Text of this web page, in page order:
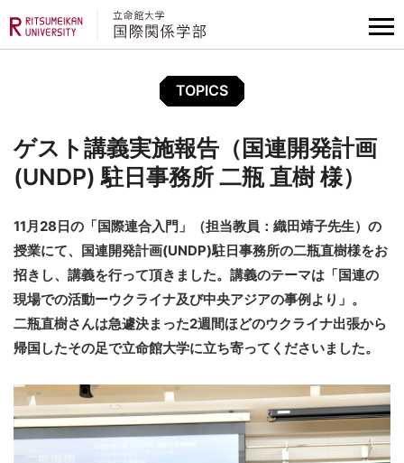
TOPICS
ゲスト講義実施報告（国連開発計画
(UNDP) 駐日事務所 二瓶 直樹 様）
11月28日の「国際連合入門」（担当教員：織田靖子先生）の
授業にて、国連開発計画(UNDP)駐日事務所の二瓶直樹様をお
招きし、講義を行って頂きました。講義のテーマは「国連の
現場での活動ーウクライナ及び中央アジアの事例より」。
二瓶直樹さんは急遽決まった2週間ほどのウクライナ出張から
帰国したその足で立命館大学に立ち寄ってくださいました。